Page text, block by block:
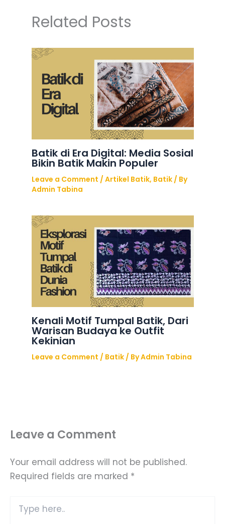
Related Posts
Batik di Era Digital: Media Sosial
Bikin Batik Makin Populer
Leave a Comment /Artikel Batik, Batik/ By
Admin Tabina
Kenali Motif Tumpal Batik, Dari
Warisan Budaya ke Outfit
Kekinian
Leave a Comment / Batik/ ByAdmin Tabina
Leave a Comment
Your email address will not be published.
Required fields are marked *
here..